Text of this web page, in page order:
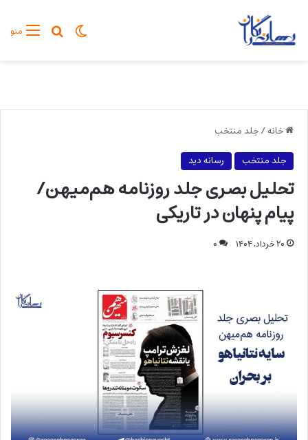
منوجستجو
تغییر پوسته
خانه/جلد منتخب
جلد منتخب
رسانه دید
تحلیل بصری جلد روزنامه هم‌میهن/
پیام پنهان در تاریکی
۲۰ خرداد, ۱۴۰۴ ۰